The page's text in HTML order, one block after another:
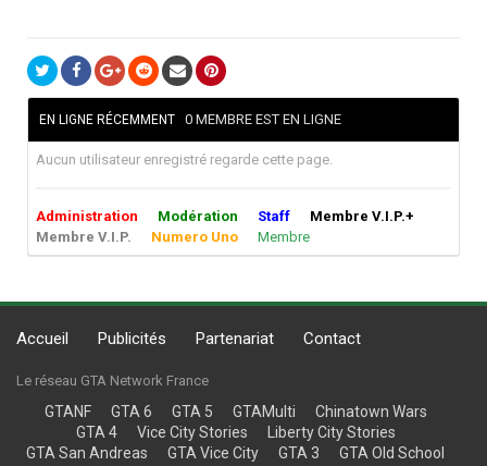
EN LIGNE RÉCEMMENT 0 MEMBRE EST EN LIGNE
Aucun utilisateur enregistré regarde cette page.
Administration Modération Staff
Membre V.I.P.+
Membre V.I.P.
Numero Uno Membre
Accueil Publicités Partenariat Contact
Le réseau GTA Network France
GTANF GTA 6 GTA 5 GTAMulti
Chinatown Wars
GTA 4
Vice City Stories
Liberty City Stories
GTA San Andreas
GTA Vice City GTA 3
GTA Old School